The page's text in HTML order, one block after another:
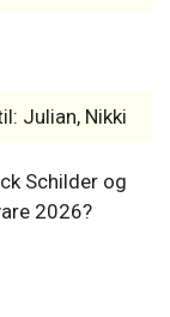
Julian, Nikki
Schilder og
2026?